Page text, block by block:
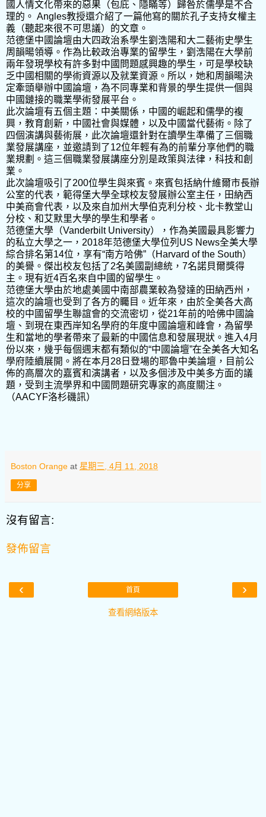
國人情文化帶來的惡果（包庇、隱瞞等）歸咎於儒學是不合
理的。 Angles教授還介紹了一篇他寫的關於孔子支持女權主
義（聽起來很不可思議）的文章。
范德堡中國論壇由大四政治系學生劉浩陽和大二藝術史學生
周韻暘領導。作為比較政治專業的留學生，劉浩陽在大學前
兩年發現學校有許多對中國問題感興趣的學生，可是學校缺
乏中國相關的學術資源以及就業資源。所以，她和周韻暘決
定牽頭舉辦中國論壇，為不同專業和背景的學生提供一個與
中國鏈接的職業學術發展平台。
此次論壇有五個主題：中美關係，中國的崛起​​和儒學的複
興，教育創新，中國社會與媒體，以及中國當代藝術。除了
四個演講與藝術展，此次論壇還針對在讀學生準備了三個職
業發展講座，並邀請到了12位年輕有為的前輩分享他們的職
業規劃。這三個職業發展講座分別是政策與法律，科技和創
業。
此次論壇吸引了200位學生與來賓。來賓包括納什維爾市長辦
公室的代表，範得堡大學全球校友發展辦公室主任，田納西
中美商會代表，以及來自加州大學伯克利分校、北卡教堂山
分校、和艾默里大學的學生和學者。
范德堡大學（Vanderbilt University），作為美國最具影響力
的私立大學之一，2018年范德堡大學位列US News全美大學
綜合排名第14位，享有“南方哈佛”（Harvard of the South）
的美譽。傑出校友包括了2名美國副總統，7名諾貝爾獎得
主。現有近4百名來自中國的留學生。
范德堡大學由於地處美國中南部農業較為發達的田納西州，
這次的論壇也受到了各方的矚目。近年來，由於全美各大高
校的中國留學生聯誼會的交流密切，從21年前的哈佛中國論
壇、到現在東西岸知名學府的年度中國論壇和峰會，為留學
生和當地的學者帶來了最新的中國信息和發展現狀。進入4月
份以來，幾乎每個週末都有類似的“中國論壇”在全美各大知名
學府陸續展開。將在本月28日登場的耶魯中美論壇，目前公
佈的高層次的嘉賓和演講者，以及多個涉及中美多方面的議
題，受到主流學界和中國問題研究專家的高度關注。
（AACYF洛杉磯訊）
Boston Orange at 星期三, 4月 11, 2018
分享
沒有留言:
發佈留言
‹ ›
首頁
查看網絡版本